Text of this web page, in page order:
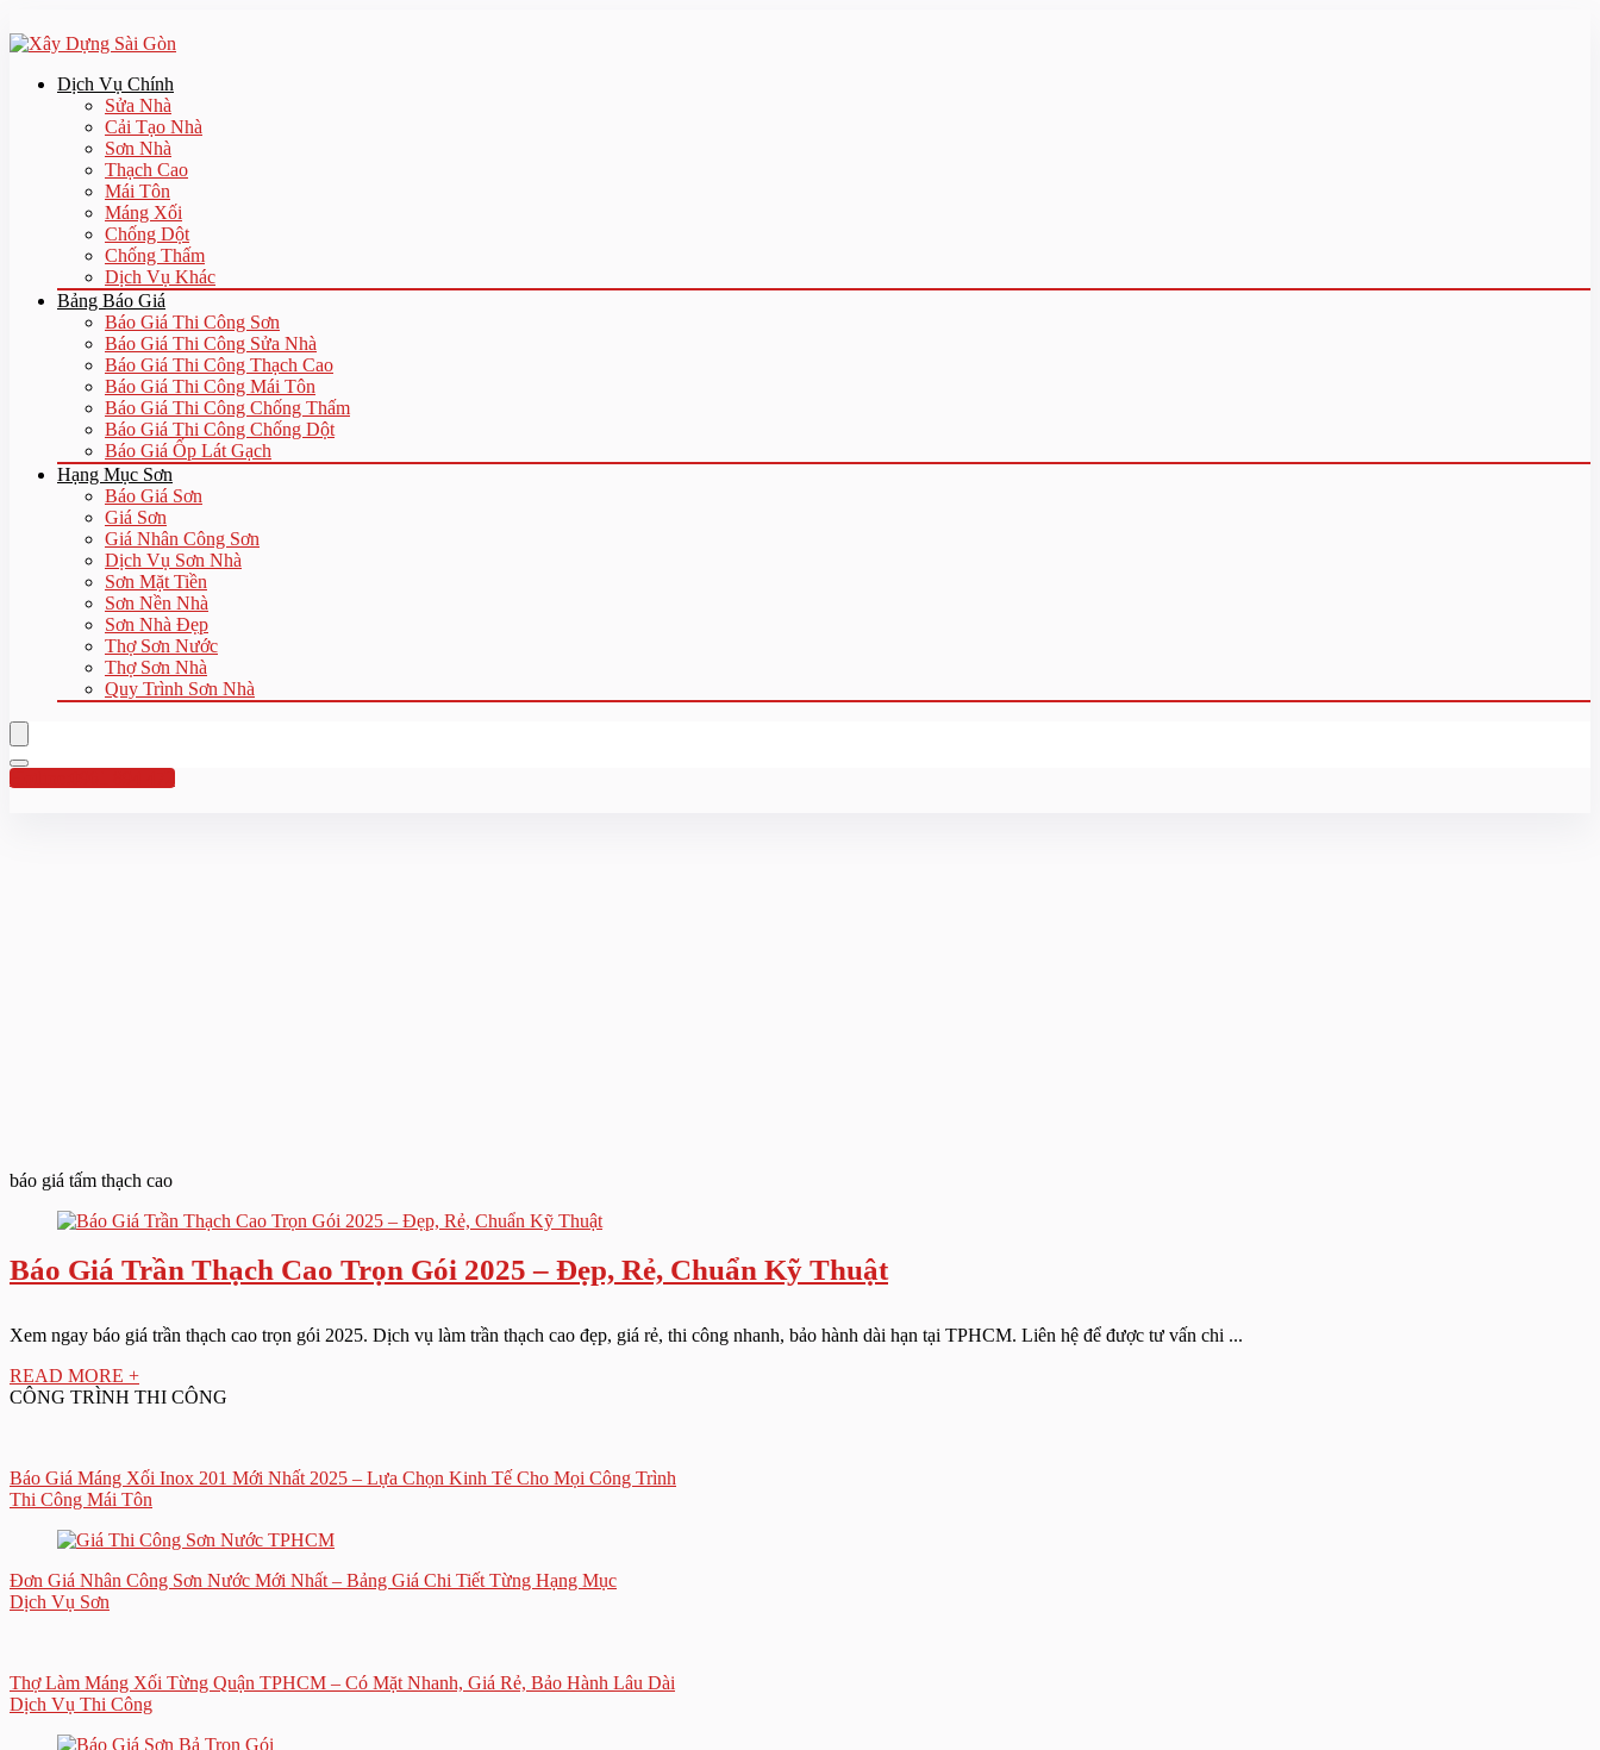
Dịch Vụ Chính
Sửa Nhà
Cải Tạo Nhà
Sơn Nhà
Thạch Cao
Mái Tôn
Máng Xối
Chống Dột
Chống Thấm
Dịch Vụ Khác
Bảng Báo Giá
Báo Giá Thi Công Sơn
Báo Giá Thi Công Sửa Nhà
Báo Giá Thi Công Thạch Cao
Báo Giá Thi Công Mái Tôn
Báo Giá Thi Công Chống Thấm
Báo Giá Thi Công Chống Dột
Báo Giá Ốp Lát Gạch
Hạng Mục Sơn
Báo Giá Sơn
Giá Sơn
Giá Nhân Công Sơn
Dịch Vụ Sơn Nhà
Sơn Mặt Tiền
Sơn Nền Nhà
Sơn Nhà Đẹp
Thợ Sơn Nước
Thợ Sơn Nhà
Quy Trình Sơn Nhà
Hotline:0961 894 472
báo giá tấm thạch cao
Báo Giá Trần Thạch Cao Trọn Gói 2025 – Đẹp, Rẻ, Chuẩn Kỹ Thuật
Xem ngay báo giá trần thạch cao trọn gói 2025. Dịch vụ làm trần thạch cao đẹp, giá rẻ, thi công nhanh, bảo hành dài hạn tại TPHCM. Liên hệ để được tư vấn chi ...
READ MORE +
CÔNG TRÌNH THI CÔNG
Báo Giá Máng Xối Inox 201 Mới Nhất 2025 – Lựa Chọn Kinh Tế Cho Mọi Công Trình
Thi Công Mái Tôn
Đơn Giá Nhân Công Sơn Nước Mới Nhất – Bảng Giá Chi Tiết Từng Hạng Mục
Dịch Vụ Sơn
Thợ Làm Máng Xối Từng Quận TPHCM – Có Mặt Nhanh, Giá Rẻ, Bảo Hành Lâu Dài
Dịch Vụ Thi Công